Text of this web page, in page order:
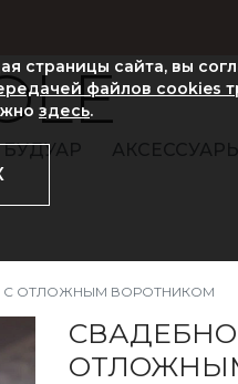
БУДУАР
С ОТЛОЖНЫМ ВОРОТНИКОМ
страницы сайта, вы
файлов cookies
здесь.